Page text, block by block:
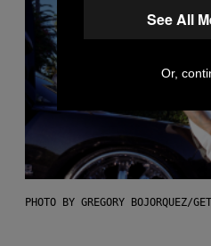
PHOTO BY GREGORY BOJORQUEZ/
See All
Or,